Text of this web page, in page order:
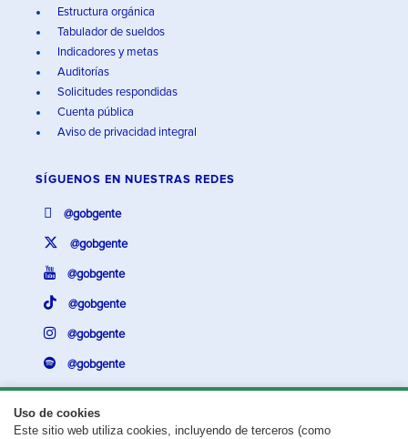
Uso de cookies
Este sitio web utiliza cookies, incluyendo de terceros (como
Estructura orgánica
Tabulador de sueldos
Indicadores y metas
Auditorías
Solicitudes respondidas
Cuenta pública
Aviso de privacidad integral
SÍGUENOS EN NUESTRAS REDES
@gobgente
@gobgente
@gobgente
@gobgente
@gobgente
@gobgente
¿Existe algún problema con esta página?Repórtalo aquí.